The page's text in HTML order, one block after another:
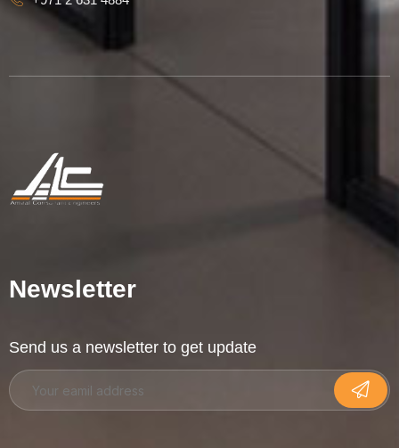
Newsletter
Send us a newsletter to get update